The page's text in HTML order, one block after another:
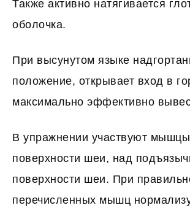
Также активно натягивается
оболочка.
При высунутом языке
положение, открывает вход в
максимально эффективно
В упражнении участвуют
поверхности шеи, над
поверхности шеи. При
перечисленных мышц